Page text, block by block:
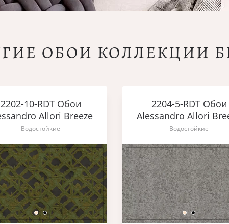
ОБОИ КОЛЛЕКЦИИ
2202-10-RDT Обои
Allori Breeze
Водостойкие
2204-5-RDT Обои
Alessandro Allori
Водостойкие